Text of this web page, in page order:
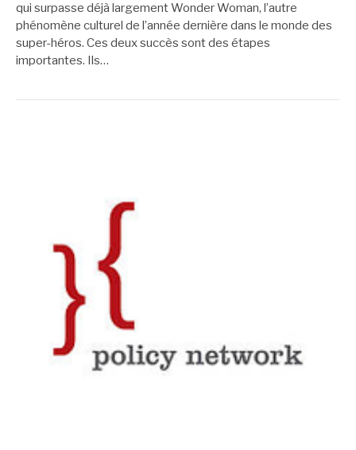
qui surpasse déjà largement Wonder Woman, l’autre
phénomène culturel de l’année dernière dans le monde des
super-héros. Ces deux succès sont des étapes
importantes. Ils…